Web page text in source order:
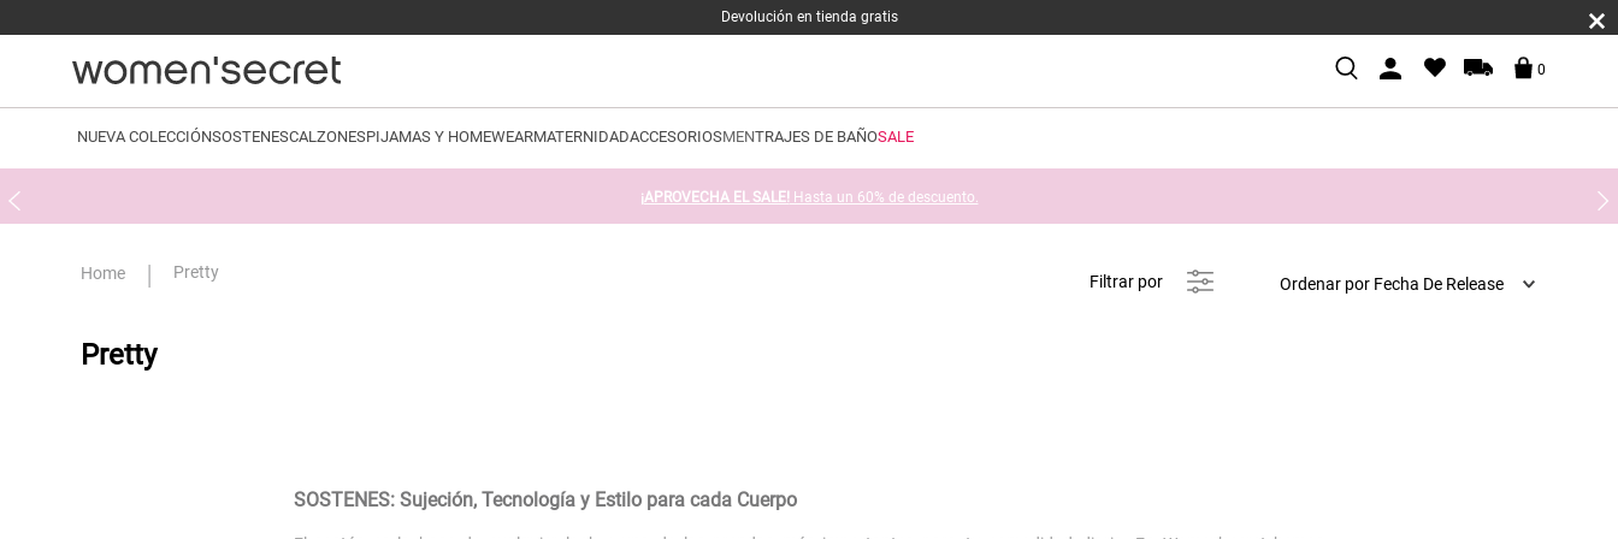
Devolución en tienda gratis
0
NUEVA COLECCIÓNSOSTENESCALZONESPIJAMAS Y HOMEWEARMATERNIDADACCESORIOSMENTRAJES DE BAÑOSALE
¡APROVECHA EL SALE! Hasta un 60% de descuento.
Pretty
Ordenar por Fecha De Release
Pretty
SOSTENES: Sujeción, Tecnología y Estilo para cada Cuerpo